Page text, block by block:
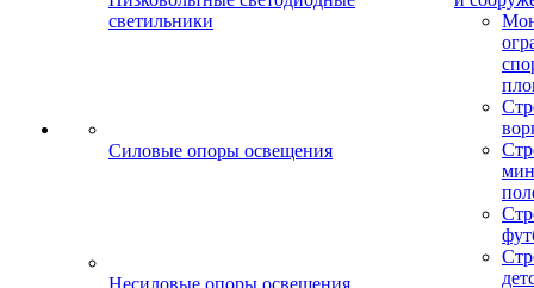
светильники
Силовые опоры освещения
Несиловые опоры освещения